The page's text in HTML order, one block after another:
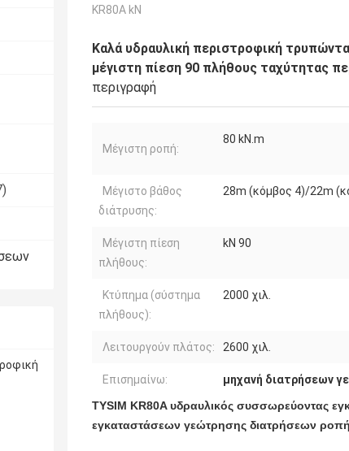
KR80A kN
Καλά υδραυλική περιστροφική
μέγιστη πίεση 90 πλήθους ταχύτητας
περιγραφή
Μέγιστη ροπή:
80 kN.m
Μέγιστο βάθος
διάτρυσης:
28m (κόμβος 4)/22m
Μέγιστη πίεση
πλήθους:
kN 90
Κτύπημα (σύστημα
πλήθους):
2000 χιλ.
Λειτουργούν πλάτος: 2600 χιλ.
Επισημαίνω: μηχανή διατρήσεων
TYSIM KR80A υδραυλικός συσσωρεύοντας
εγκαταστάσεων γεώτρησης διατρήσεων